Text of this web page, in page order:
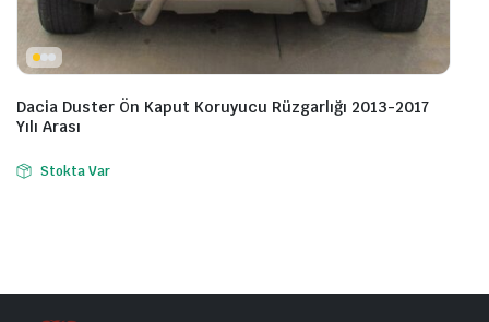
Dacia Duster Ön Kaput Koruyucu Rüzgarlığı 2013-2017
Yılı Arası
Stokta Var